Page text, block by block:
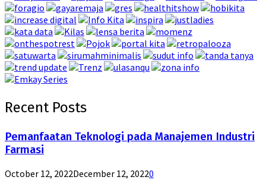
Recent Posts
Pemanfaatan Teknologi pada Manajemen Industri
Farmasi
October 12, 2022December 12, 20220